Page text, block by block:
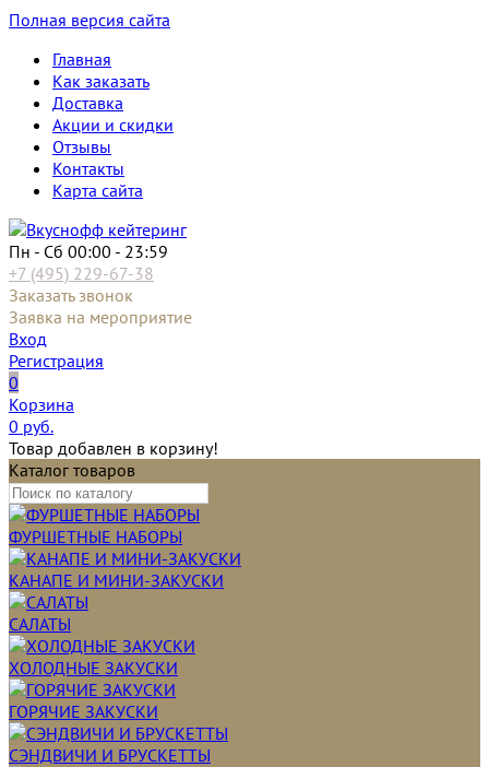
Полная версия сайта
Главная
Как заказать
Доставка
Акции и скидки
Отзывы
Контакты
Карта сайта
Пн - Сб 00:00 - 23:59
+7 (495) 229-67-38
Заказать звонок
Заявка на мероприятие
Вход
Регистрация
0
Корзина
0 руб.
Товар добавлен в корзину!
Каталог товаров
ФУРШЕТНЫЕ НАБОРЫ
КАНАПЕ И МИНИ-ЗАКУСКИ
САЛАТЫ
ХОЛОДНЫЕ ЗАКУСКИ
ГОРЯЧИЕ ЗАКУСКИ
СЭНДВИЧИ И БРУСКЕТТЫ